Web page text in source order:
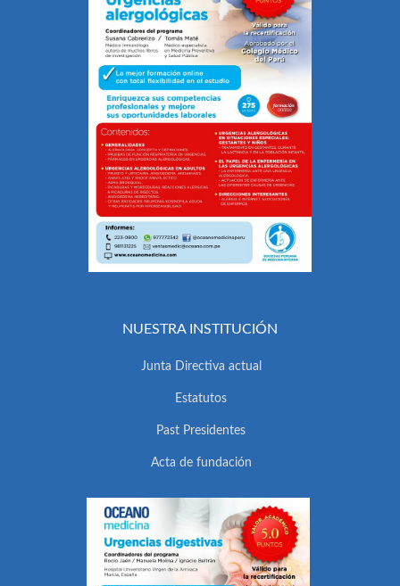
NUESTRA INSTITUCIÓN
Junta Directiva actual
Estatutos
Past Presidentes
Acta de fundación